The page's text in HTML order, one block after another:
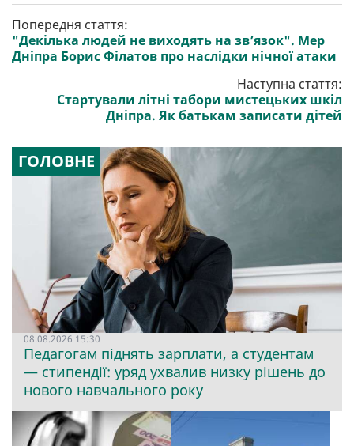
Попередня стаття:
"Декілька людей не виходять на зв’язок". Мер
Дніпра Борис Філатов про наслідки нічної атаки
Наступна стаття:
Стартували літні табори мистецьких шкіл
Дніпра. Як батькам записати дітей
ГОЛОВНЕ
08.08.2026 15:30
Педагогам піднять зарплати, а студентам
— стипендії: уряд ухвалив низку рішень до
нового навчального року